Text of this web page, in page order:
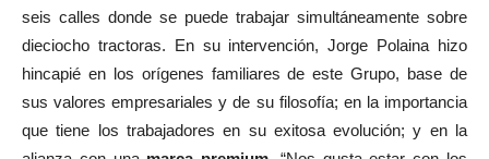
seis calles donde se puede trabajar simultáneamente sobre
dieciocho tractoras. En su intervención, Jorge Polaina hizo
hincapié en los orígenes familiares de este Grupo, base de
sus valores empresariales y de su filosofía; en la importancia
que tiene los trabajadores en su exitosa evolución; y en la